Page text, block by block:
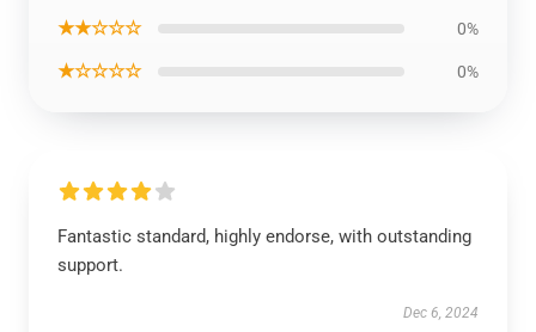
★★☆☆☆ 0%
★☆☆☆☆ 0%
Fantastic standard, highly endorse, with outstanding
support.
Dec 6, 2024